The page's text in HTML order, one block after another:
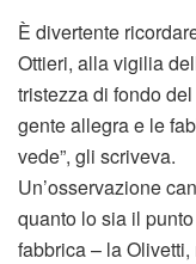
È divertente
Ottieri, alla vigilia
tristezza di fondo
gente allegra e le
vede”, gli scriveva.
Un’osservazione
quanto lo sia il
fabbrica – la